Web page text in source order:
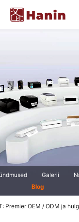
Galerii
Blog
Premier OEM / ODM ja